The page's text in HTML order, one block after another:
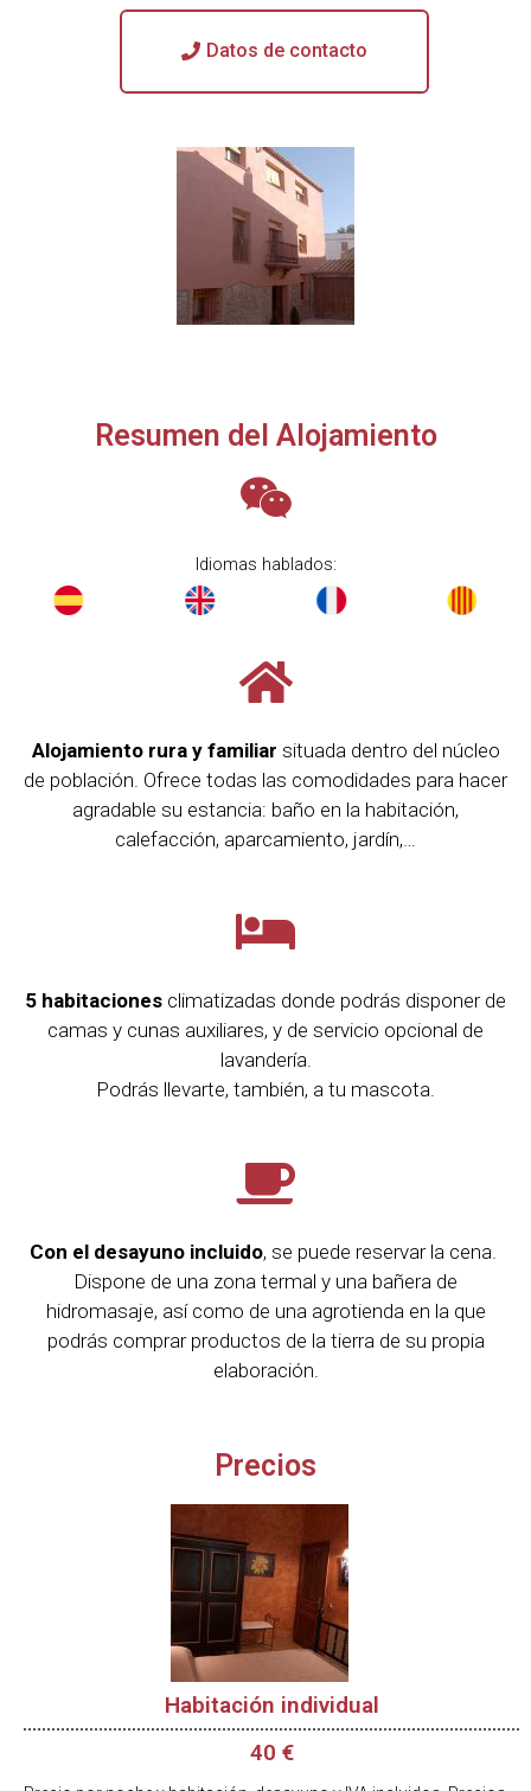
Datos de contacto
Resumen del Alojamiento
Idiomas hablados:
Alojamiento rura y familiar situada dentro del núcleo
de población. Ofrece todas las comodidades para hacer
agradable su estancia: baño en la habitación,
calefacción, aparcamiento, jardín,…
5 habitaciones climatizadas donde podrás disponer de
camas y cunas auxiliares, y de servicio opcional de
lavandería.
Podrás llevarte, también, a tu mascota.
Con el desayuno incluido, se puede reservar la cena.
Dispone de una zona termal y una bañera de
hidromasaje, así como de una agrotienda en la que
podrás comprar productos de la tierra de su propia
elaboración.
Precios
Habitación individual
40 €